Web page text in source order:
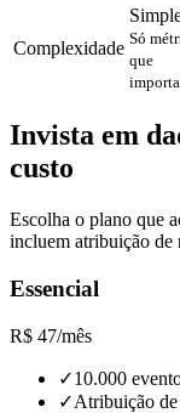
Complexidade Só
que
Invista em
custo
Escolha o plano que
incluem atribuição de
Essencial
R$ 47/mês
✓10.000
✓Atribuição de